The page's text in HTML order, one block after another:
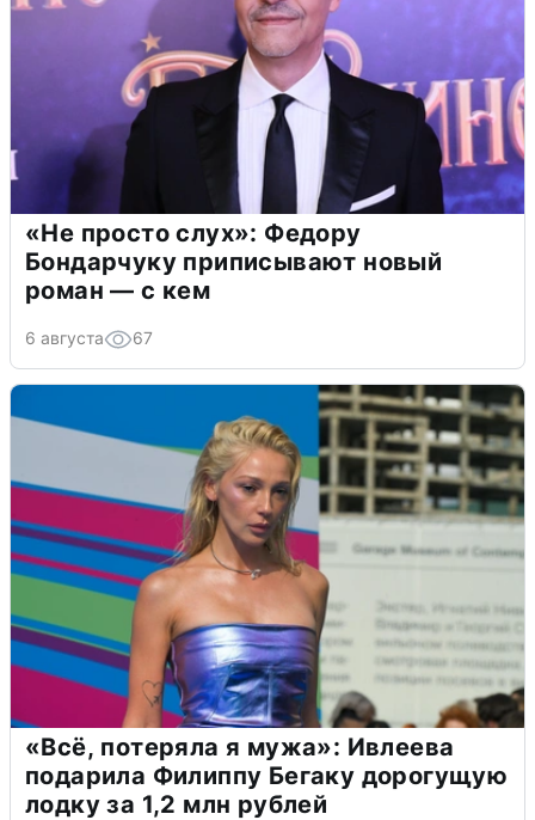
«Не просто слух»: Федору
Бондарчуку приписывают новый
роман — с кем
6 августа 67
«Всё, потеряла я мужа»: Ивлеева
подарила Филиппу Бегаку дорогущую
лодку за 1,2 млн рублей